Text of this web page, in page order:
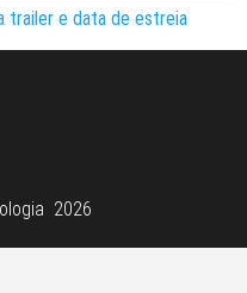
trailer e data de estreia
2026